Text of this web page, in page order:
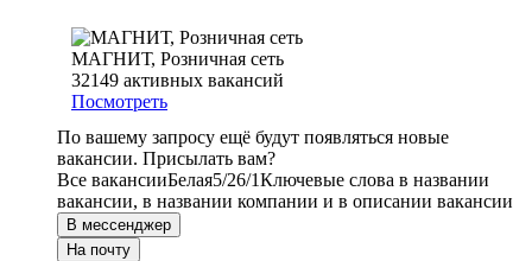
МАГНИТ, Розничная сеть
32149 активных вакансий
Посмотреть
По вашему запросу ещё будут появляться новые
вакансии. Присылать вам?
Все вакансииБелая5/26/1Ключевые слова в названии
вакансии, в названии компании и в описании вакансии
В мессенджер
На почту